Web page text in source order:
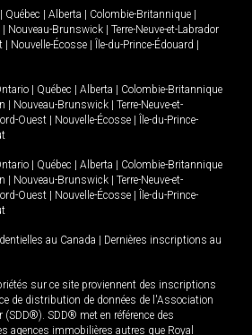
| Québec | Alberta | Colombie-Britannique |
| Nouveau-Brunswick | Terre-Neuve-et-Labrador
| Nouvelle-Écosse | Île-du-Prince-Édouard |
| Québec | Alberta | Colombie-Britannique
| Nouveau-Brunswick | Terre-Neuve-et-
Ouest | Nouvelle-Écosse | Île-du-Prince-
| Québec | Alberta | Colombie-Britannique
| Nouveau-Brunswick | Terre-Neuve-et-
Ouest | Nouvelle-Écosse | Île-du-Prince-
au Canada | Dernières inscriptions au
sur ce site proviennent des inscriptions
de distribution de données de l'Association
(SDD®). SDD® met en référence des
agences immobilières autres que Royal